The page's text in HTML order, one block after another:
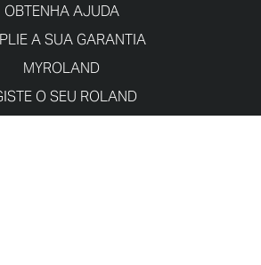
OBTENHA AJUDA
A SUA GARANTIA
MYROLAND
O SEU ROLAND